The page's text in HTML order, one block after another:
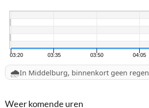
03:20 03:35 03:50 04:05
🌧️In Middelburg, binnenkort geen regen
Weer komende uren